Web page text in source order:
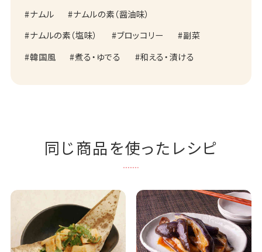
ナムル
ナムルの素（醤油味）
ナムルの素（塩味）
ブロッコリー
副菜
韓国風
煮る・ゆでる 和える・漬ける
同じ商品を使ったレシピ